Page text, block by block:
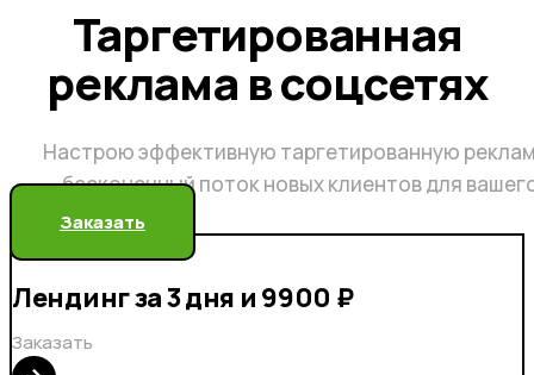
Таргетированная
реклама в соцсетях
Настрою эффективную таргетированную
бесконечный поток новых клиентов для
Заказать
Лендинг за 3 дня и 9900 ₽
Заказать